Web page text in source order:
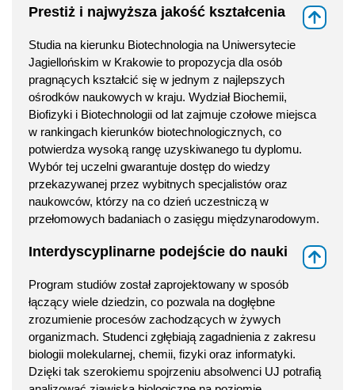
Prestiż i najwyższa jakość kształcenia
Studia na kierunku Biotechnologia na Uniwersytecie
Jagiellońskim w Krakowie to propozycja dla osób
pragnących kształcić się w jednym z najlepszych
ośrodków naukowych w kraju. Wydział Biochemii,
Biofizyki i Biotechnologii od lat zajmuje czołowe miejsca
w rankingach kierunków biotechnologicznych, co
potwierdza wysoką rangę uzyskiwanego tu dyplomu.
Wybór tej uczelni gwarantuje dostęp do wiedzy
przekazywanej przez wybitnych specjalistów oraz
naukowców, którzy na co dzień uczestniczą w
przełomowych badaniach o zasięgu międzynarodowym.
Interdyscyplinarne podejście do nauki
Program studiów został zaprojektowany w sposób
łączący wiele dziedzin, co pozwala na dogłębne
zrozumienie procesów zachodzących w żywych
organizmach. Studenci zgłębiają zagadnienia z zakresu
biologii molekularnej, chemii, fizyki oraz informatyki.
Dzięki tak szerokiemu spojrzeniu absolwenci UJ potrafią